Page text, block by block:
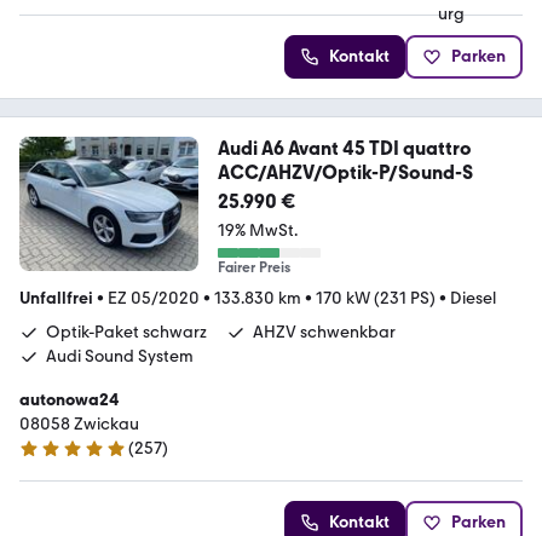
Kontakt Parken
Audi A6 Avant 45 TDI quattro
ACC/AHZV/Optik-P/Sound-S
25.990 €
19% MwSt.
Fairer Preis
Unfallfrei • EZ 05/2020 • 133.830 km • 170 kW (231 PS) • Diesel
Optik-Paket schwarz
AHZV schwenkbar
Audi Sound System
autonowa24
08058 Zwickau
4.8 Sterne
(257)
Kontakt Parken